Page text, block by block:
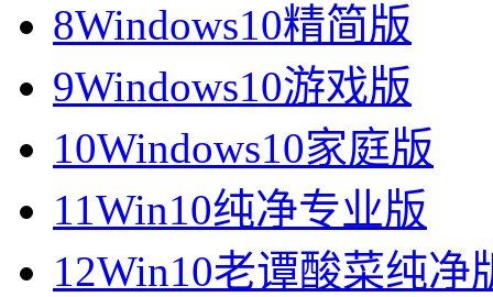
8Windows10精简版
9Windows10游戏版
10Windows10家庭版
11Win10纯净专业版
12Win10老谭酸菜纯净